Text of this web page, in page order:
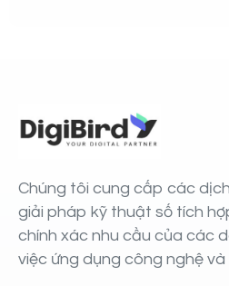
Chúng tôi cung cấp các
giải pháp kỹ thuật số tích
chính xác nhu cầu của các
việc ứng dụng công nghệ và